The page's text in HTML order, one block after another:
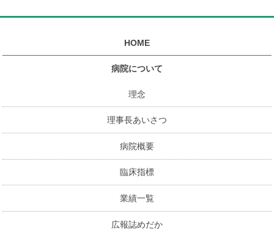
HOME
病院について
理念
理事長あいさつ
病院概要
臨床指標
業績一覧
広報誌めだか